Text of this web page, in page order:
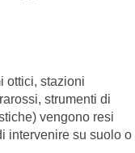
ottici, stazioni
strumenti di
vengono resi
intervenire su suolo o